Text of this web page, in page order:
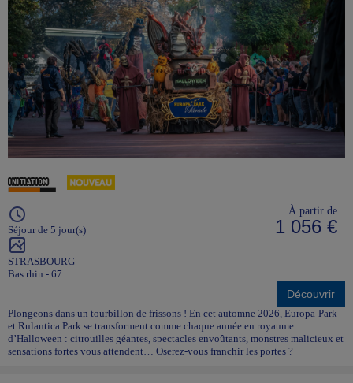
Séjour de 5 jour(s)
STRASBOURG
Bas rhin - 67
À partir de
1 056 €
Découvrir
Plongeons dans un tourbillon de frissons ! En cet automne 2026, Europa-Park
et Rulantica Park se transforment comme chaque année en royaume
d’Halloween : citrouilles géantes, spectacles envoûtants, monstres malicieux et
sensations fortes vous attendent… Oserez-vous franchir les portes ?